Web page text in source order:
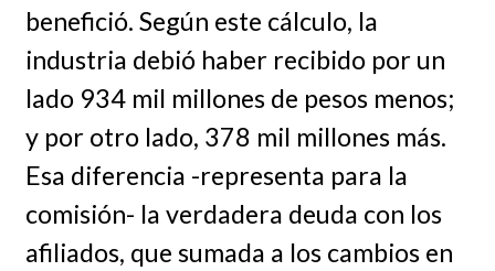
benefició. Según este cálculo, la
industria debió haber recibido por un
lado 934 mil millones de pesos menos;
y por otro lado, 378 mil millones más.
Esa diferencia -representa para la
comisión- la verdadera deuda con los
afiliados, que sumada a los cambios en